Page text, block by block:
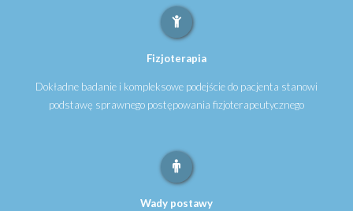
Fizjoterapia
Dokładne badanie i kompleksowe podejście do pacjenta stanowi
podstawę sprawnego postępowania fizjoterapeutycznego
Wady postawy